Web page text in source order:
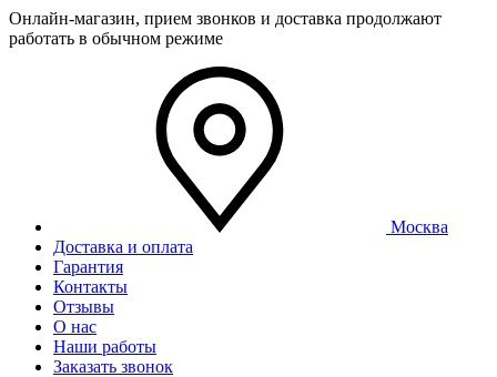
Онлайн-магазин, прием звонков и доставка продолжают
работать в обычном режиме
Москва
Доставка и оплата
Гарантия
Контакты
Отзывы
О нас
Наши работы
Заказать звонок